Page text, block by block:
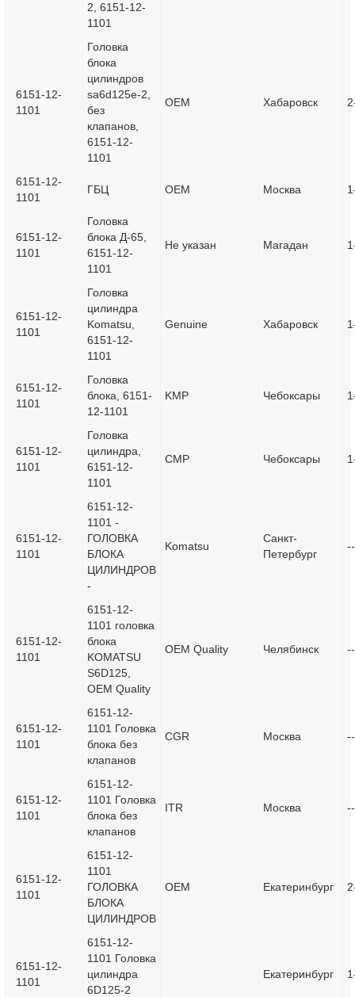
2, 6151-12-
1101
6151-12-
1101
Головка
блока
цилиндров
sa6d125e-2,
без
клапанов,
6151-12-
1101
OEM Хабаровск
6151-12-
1101
ГБЦ OEM Москва
6151-12-
1101
Головка
блока Д-65,
6151-12-
1101
Не указан Магадан
6151-12-
1101
Головка
цилиндра
Komatsu,
6151-12-
1101
Genuine Хабаровск
6151-12-
1101
Головка
блока, 6151-
12-1101
KMP Чебоксары
6151-12-
1101
Головка
цилиндра,
6151-12-
1101
CMP Чебоксары
6151-12-
1101
6151-12-
1101 -
ГОЛОВКА
БЛОКА
ЦИЛИНДРОВ
-
Komatsu
Санкт-
Петербург
6151-12-
1101
6151-12-
1101 головка
блока
KOMATSU
S6D125,
OEM Quality
OEM Quality Челябинск
6151-12-
1101
6151-12-
1101 Головка
блока без
клапанов
CGR Москва
6151-12-
1101
6151-12-
1101 Головка
блока без
клапанов
ITR Москва
6151-12-
1101
6151-12-
1101
ГОЛОВКА
БЛОКА
ЦИЛИНДРОВ
OEM Екатеринбург
6151-12-
1101
6151-12-
1101 Головка
цилиндра
6D125-2
Екатеринбург